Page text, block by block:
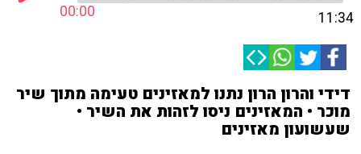
00:00 11:34
דידי והרון הרון נתנו למאזינים טעימה מתוך שיר
מוכר • המאזינים ניסו לזהות את השיר •
שעשועון מאזינים